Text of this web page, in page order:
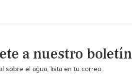
a nuestro boletín
sobre el agua, lista en tu correo.